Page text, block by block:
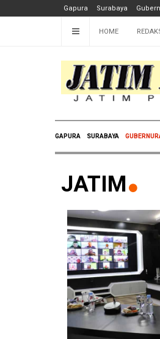
Gapura Surabaya
HOME
GAPURA SURABAYA
JATIM